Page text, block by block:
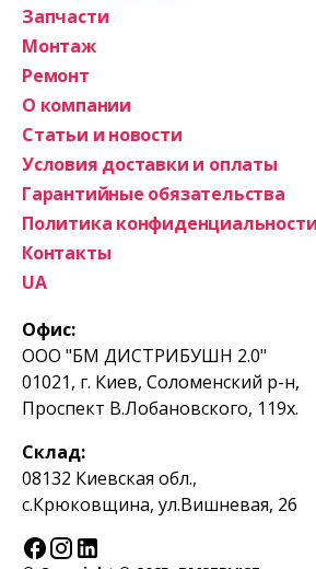
Офис:
ООО "БМ ДИСТРИБУШН 2.0"
01021, г. Киев, Соломенский р-н,
Проспект В.Лобановского, 119х.
Склад:
08132 Киевская обл.,
с.Крюковщина, ул.Вишневая, 26
Запчасти
Монтаж
Ремонт
О компании
Статьи и новости
Условия доставки и оплаты
Гарантийные обязательства
Политика конфиденциальности
Контакты
UA